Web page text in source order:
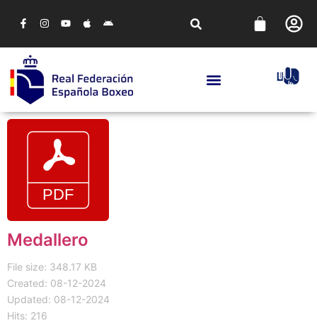
Medallero
File size: 348.17 KB
Created: 08-12-2024
Updated: 08-12-2024
Hits: 216